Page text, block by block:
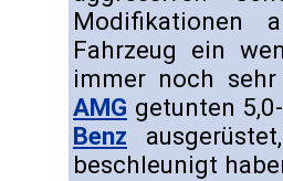
Modifikationen
Fahrzeug ein
immer noch
AMG getunten
Benz
beschleunigt